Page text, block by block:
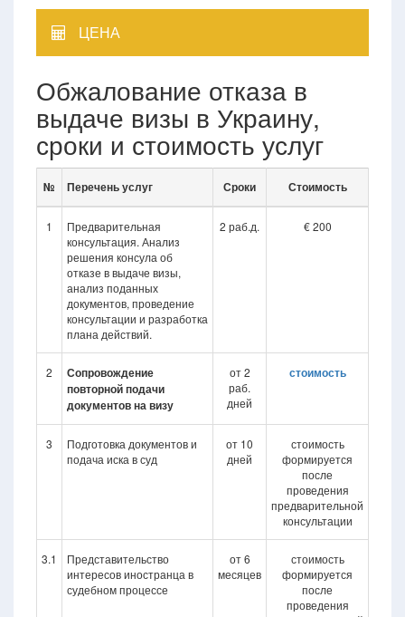
ЦЕНА
Обжалование отказа в
выдаче визы в Украину,
сроки и стоимость услуг
№ Перечень услуг Сроки Стоимость
1
Предварительная
консультация. Анализ
решения консула об
отказе в выдаче визы,
анализ поданных
документов, проведение
консультации и разработка
плана действий.
2 раб.д. € 200
2
Сопровождение
повторной подачи
документов на визу
от 2
раб.
дней
стоимость
3
Подготовка документов и
подача иска в суд
от 10
дней
стоимость
формируется
после
проведения
предварительной
консультации
3.1
Представительство
интересов иностранца в
судебном процессе
от 6
месяцев
стоимость
формируется
после
проведения